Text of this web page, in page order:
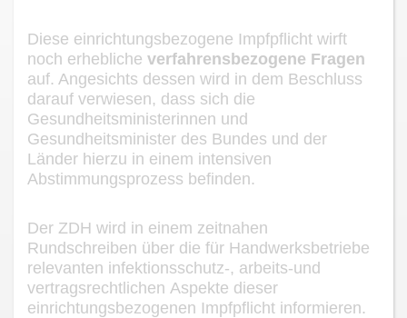
Diese einrichtungsbezogene Impfpflicht wirft
noch erhebliche verfahrensbezogene Fragen
auf. Angesichts dessen wird in dem Beschluss
darauf verwiesen, dass sich die
Gesundheitsministerinnen und
Gesundheitsminister des Bundes und der
Länder hierzu in einem intensiven
Abstimmungsprozess befinden.
Der ZDH wird in einem zeitnahen
Rundschreiben über die für Handwerksbetriebe
relevanten infektionsschutz-, arbeits-und
vertragsrechtlichen Aspekte dieser
einrichtungsbezogenen Impfpflicht informieren.